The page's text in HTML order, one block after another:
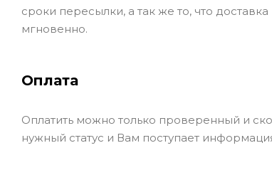
сроки пересылки, а так же то, что
мгновенно.
Оплата
Оплатить можно только проверенный и
нужный статус и Вам поступает